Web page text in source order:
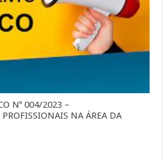
Nº 004/2023 –
NA ÁREA DA